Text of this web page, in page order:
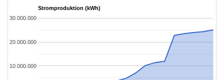
Stromproduktion (kWh)
10.000.000
20.000.000
30.000.000